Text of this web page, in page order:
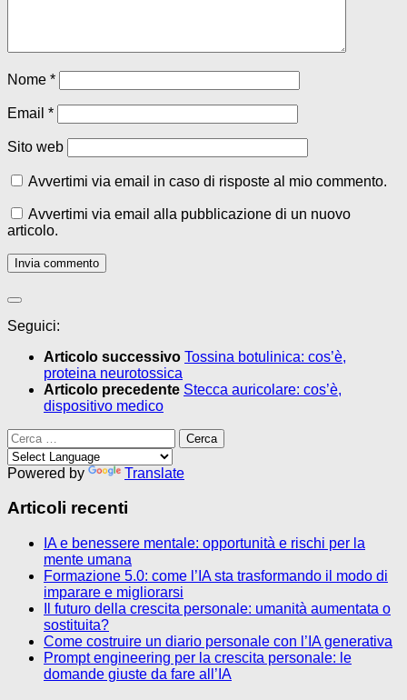
Nome *
Email *
Sito web
Avvertimi via email in caso di risposte al mio commento.
Avvertimi via email alla pubblicazione di un nuovo
articolo.
Seguici:
Articolo successivo Tossina botulinica: cos’è,
proteina neurotossica
Articolo precedente Stecca auricolare: cos’è,
dispositivo medico
Ricerca
per:
Powered by
Translate
Articoli recenti
IA e benessere mentale: opportunità e rischi per la
mente umana
Formazione 5.0: come l’IA sta trasformando il modo di
imparare e migliorarsi
Il futuro della crescita personale: umanità aumentata o
sostituita?
Come costruire un diario personale con l’IA generativa
Prompt engineering per la crescita personale: le
domande giuste da fare all’IA